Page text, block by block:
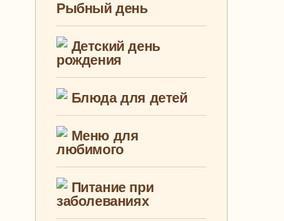
Рыбный день
Детский день
рождения
Блюда для детей
Меню для
любимого
Питание при
заболеваниях